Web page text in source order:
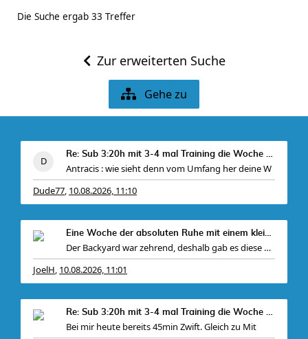
Die Suche ergab 33 Treffer
Zur erweiterten Suche
Gehe zu
Antracis : wie sieht denn vom Umfang her deine W
Dude77, 10.08.2026, 11:10
Der Backyard war zehrend, deshalb gab es diese Woc
JoelH, 10.08.2026, 11:01
Bei mir heute bereits 45min Zwift. Gleich zu Mit